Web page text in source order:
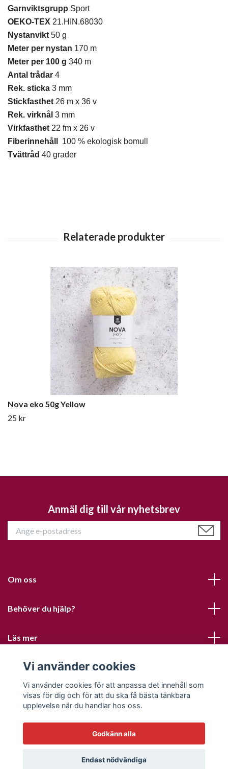
Garnviktsgrupp Sport
OEKO-TEX 21.HIN.68030
Nystanvikt 50 g
Meter per nystan 170 m
Meter per 100 g 340 m
Antal trådar 4
Rek. sticka 3 mm
Stickfasthet 26 m x 36 v
Rek. virknål 3 mm
Virkfasthet 22 fm x 26 v
Fiberinnehåll
100 % ekologisk bomull
Tvättråd 40 grader
Nova eko 50g Yellow
25 kr
Anmäl dig till vår nyhetsbrev
Om oss
Behöver du hjälp?
Läs mer
Sociala medier
© 2026 Sofias PysselParadis
Vi använder cookies
Vi använder cookies för att anpassa det innehåll som
visas för dig och för att du ska få bästa tänkbara
upplevelse när du handlar hos oss.
Godkänn alla
Endast nödvändiga